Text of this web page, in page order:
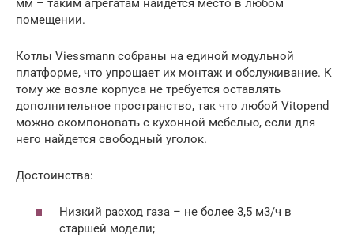
мм – таким агрегатам найдется место в любом
помещении.
Котлы Viessmann собраны на единой модульной
платформе, что упрощает их монтаж и обслуживание. К
тому же возле корпуса не требуется оставлять
дополнительное пространство, так что любой Vitopend
можно скомпоновать с кухонной мебелью, если для
него найдется свободный уголок.
Достоинства:
Низкий расход газа – не более 3,5 м3/ч в
старшей модели;